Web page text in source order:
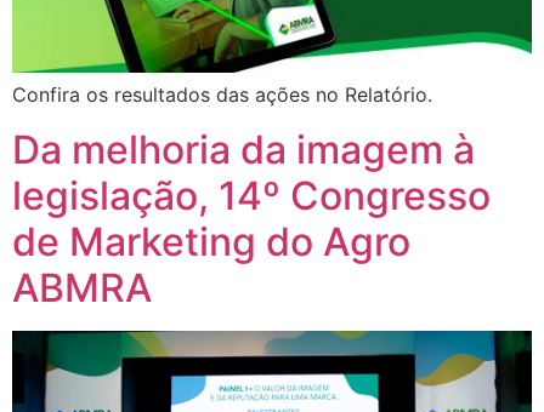
Confira os resultados das ações no Relatório.
Da melhoria da imagem à
legislação, 14º Congresso
de Marketing do Agro
ABMRA